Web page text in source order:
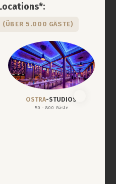
(ÜBER 5.000 GÄSTE)
OSTRA-STUDIOS
50 - 800 Gäste